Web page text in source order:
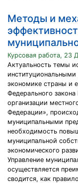
Методы и
Курсовая работа, 23
Актуальность темы
экономике страны и
Федерального
организации
Федерации»,
муниципальными
необходимость
муниципальной
экономического
Управление
осуществляется
сводится, как